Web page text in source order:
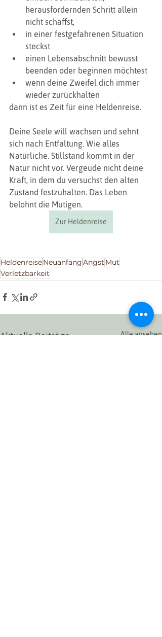
herausfordernden Schritt allein
nicht schaffst,
in einer festgefahrenen Situation
steckst
einen Lebensabschnitt bewusst
beenden oder beginnen möchtest
wenn deine Zweifel dich immer
wieder zurückhalten
dann ist es Zeit für eine Heldenreise.
Deine Seele will wachsen und sehnt
sich nach Entfaltung. Wie alles
Natürliche. Stillstand kommt in der
Natur nicht vor. Vergeude nicht deine
Kraft, in dem du versuchst den alten
Zustand festzuhalten. Das Leben
belohnt die Mutigen.
Zur Heldenreise
HeldenreiseNeuanfangAngst Mut
Verletzbarkeit
Aktuelle Beiträge Alle ansehen